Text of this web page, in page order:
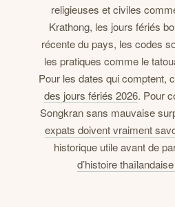
religieuses et civiles
Krathong, les jours fériés
récente du pays, les codes
les pratiques comme le
Pour les dates qui comptent,
des jours fériés 2026. Pour
Songkran sans mauvaise
expats doivent vraiment
historique utile avant de
d’histoire